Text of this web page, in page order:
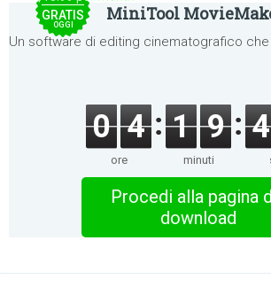
GRATIS
OGGI
MiniTool
Un software di editing cinematografico
0 4
ore
1 9
minuti
4
Procedi alla pagina
download